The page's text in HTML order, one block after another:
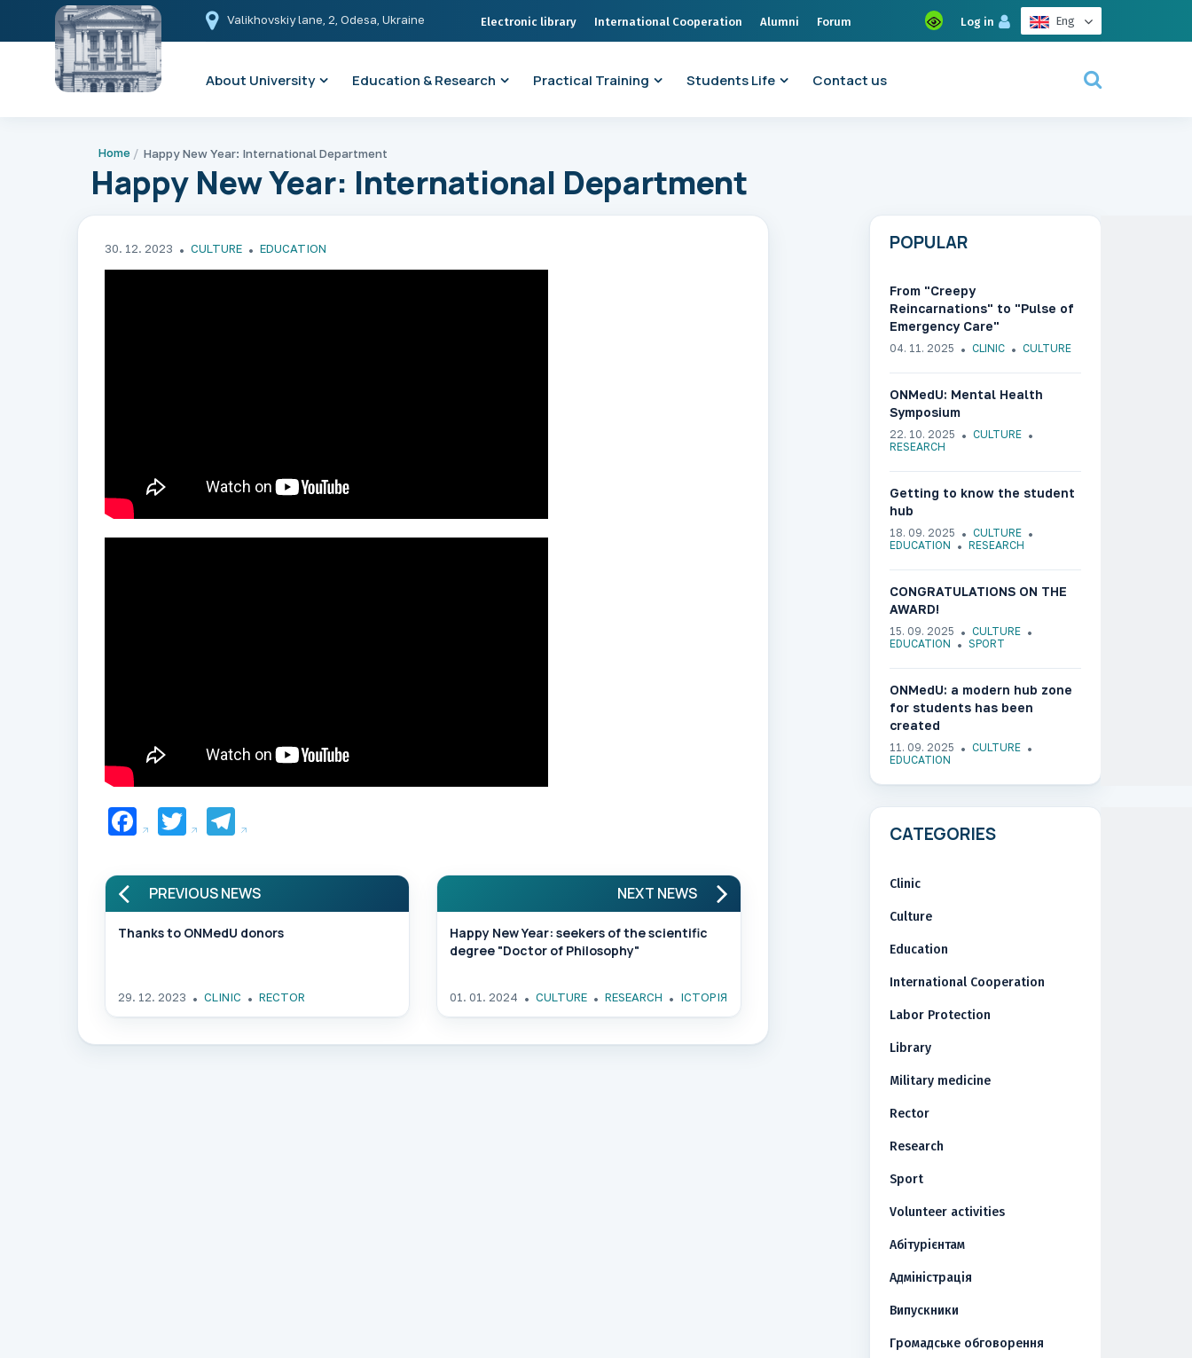
Valikhovskiy lane, 2, Odesa, Ukraine Electronic library International Cooperation Alumni Forum Log in Eng
About University Education & Research Practical Training Students Life Contact us
Home Happy New Year: International Department
Happy New Year: International Department
30. 12. 2023 CULTURE EDUCATION
Facebook
TwitterTelegram
PREVIOUS NEWS
Thanks to ONMedU donors
29. 12. 2023 CLINIC RECTOR
NEXT NEWS
Happy New Year: seekers of the scientific
degree "Doctor of Philosophy"
01. 01. 2024 CULTURE RESEARCH ІСТОРІЯ
POPULAR
From "Creepy
Reincarnations" to "Pulse of
Emergency Care"
04. 11. 2025 CLINIC CULTURE
ONMedU: Mental Health
Symposium
22. 10. 2025
CULTURE
RESEARCH
Getting to know the student
hub
18. 09. 2025
CULTURE
EDUCATION
RESEARCH
CONGRATULATIONS ON THE
AWARD!
15. 09. 2025
CULTURE
EDUCATION
SPORT
ONMedU: a modern hub zone
for students has been
created
11. 09. 2025
CULTURE
EDUCATION
CATEGORIES
Clinic
Culture
Education
International Cooperation
Labor Protection
Library
Military medicine
Rector
Research
Sport
Volunteer activities
Абітурієнтам
Адміністрація
Випускники
Громадське обговорення